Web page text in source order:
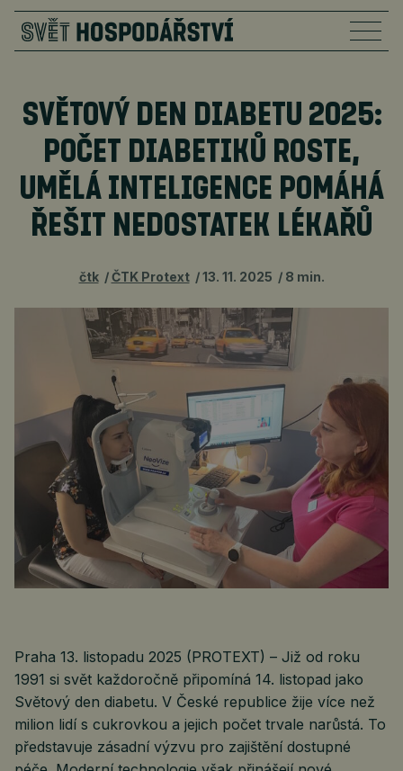
SVĚTOVÝ DEN DIABETU 2025:
POČET DIABETIKŮ ROSTE,
UMĚLÁ INTELIGENCE POMÁHÁ
ŘEŠIT NEDOSTATEK LÉKAŘŮ
čtk ČTK Protext 13. 11. 2025 8 min.
Praha 13. listopadu 2025 (PROTEXT) – Již od roku
1991 si svět každoročně připomíná 14. listopad jako
Světový den diabetu. V České republice žije více než
milion lidí s cukrovkou a jejich počet trvale narůstá. To
představuje zásadní výzvu pro zajištění dostupné